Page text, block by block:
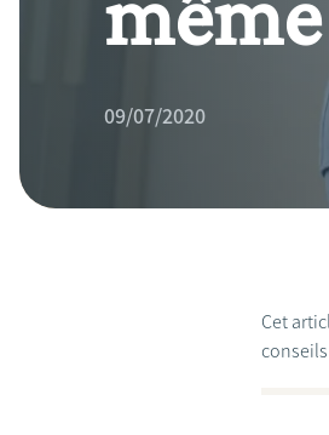
09/07/2020
Cet